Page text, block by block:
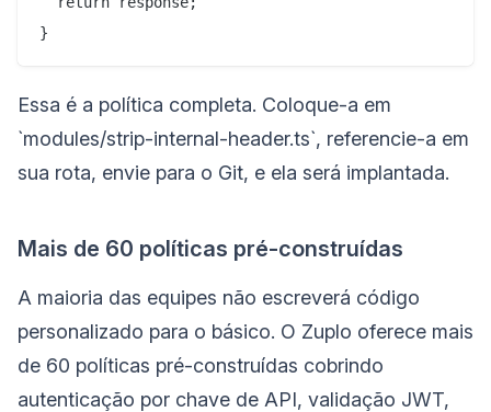
Essa é a política completa. Coloque-a em
`modules/strip-internal-header.ts`, referencie-a em
sua rota, envie para o Git, e ela será implantada.
Mais de 60 políticas pré-construídas
A maioria das equipes não escreverá código
personalizado para o básico. O Zuplo oferece mais
de 60 políticas pré-construídas cobrindo
autenticação por chave de API, validação JWT,